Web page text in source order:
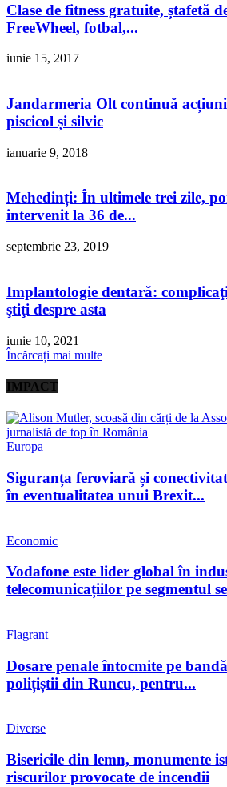
Clase de fitness gratuite, ștafetă
FreeWheel, fotbal,...
iunie 15, 2017
Jandarmeria Olt continuă
piscicol și silvic
ianuarie 9, 2018
Mehedinți: În ultimele trei zile,
intervenit la 36 de...
septembrie 23, 2019
Implantologie dentară:
ştiţi despre asta
iunie 10, 2021
Încărcați mai multe
IMPACT
Europa
Siguranța feroviară și
în eventualitatea unui Brexit...
Economic
Vodafone este lider global în
telecomunicațiilor pe segmentul
Flagrant
Dosare penale întocmite pe
polițiștii din Runcu, pentru...
Diverse
Bisericile din lemn, monumente
riscurilor provocate de incendii